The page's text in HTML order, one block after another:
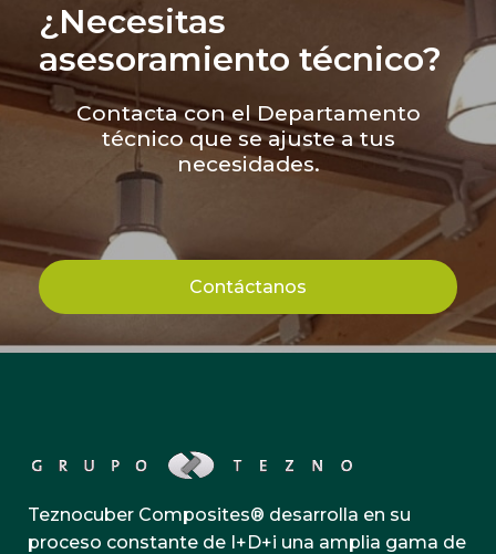
¿Necesitas
asesoramiento técnico?
Contacta con el Departamento
técnico que se ajuste a tus
necesidades.
Contáctanos
Teznocuber Composites® desarrolla en su
proceso constante de I+D+i una amplia gama de